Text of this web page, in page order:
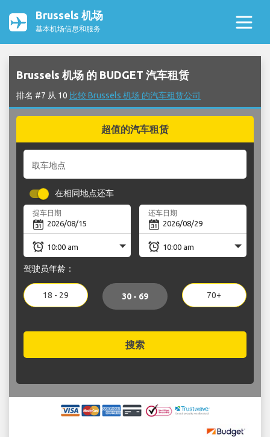
Brussels 机场
基本机场信息和服务
Brussels 机场 的 BUDGET 汽车租赁
排名 #7 从 10 比较 Brussels 机场 的汽车租赁公司
超值的汽车租赁
取车地点
在相同地点还车
提车日期 还车日期
驾驶员年龄：
18 - 29 30 - 69 70+
搜索